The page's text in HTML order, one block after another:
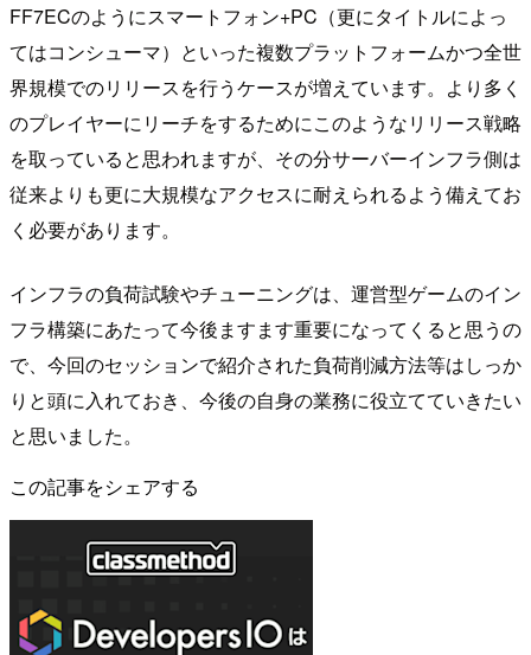
FF7ECのようにスマートフォン+PC（更にタイトルによっ
てはコンシューマ）といった複数プラットフォームかつ全世
界規模でのリリースを行うケースが増えています。より多く
のプレイヤーにリーチをするためにこのようなリリース戦略
を取っていると思われますが、その分サーバーインフラ側は
従来よりも更に大規模なアクセスに耐えられるよう備えてお
く必要があります。
インフラの負荷試験やチューニングは、運営型ゲームのイン
フラ構築にあたって今後ますます重要になってくると思うの
で、今回のセッションで紹介された負荷削減方法等はしっか
りと頭に入れておき、今後の自身の業務に役立てていきたい
と思いました。
この記事をシェアする